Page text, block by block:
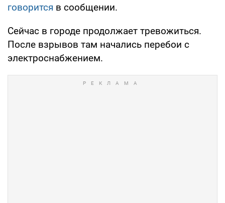
говорится в сообщении.
Сейчас в городе продолжает тревожиться.
После взрывов там начались перебои с
электроснабжением.